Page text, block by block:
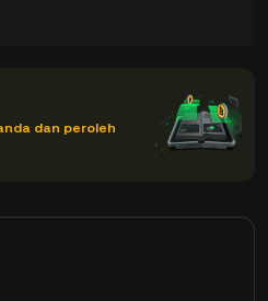
dan peroleh